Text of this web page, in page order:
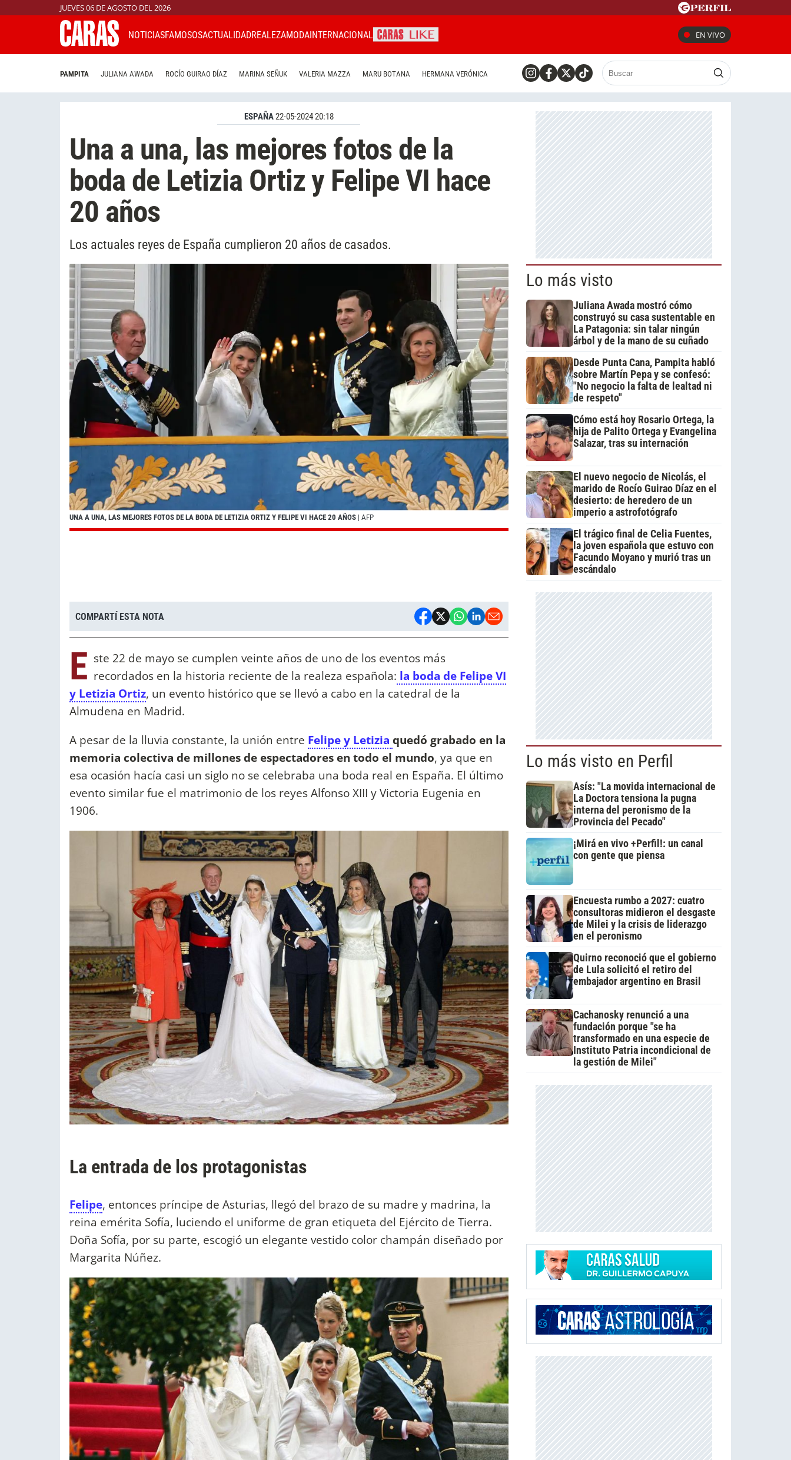
JUEVES 06 DE AGOSTO DEL 2026
NOTICIASFAMOSOSACTUALIDADREALEZAMODAINTERNACIONAL EN VIVO
PAMPITA JULIANA AWADA ROCÍO GUIRAO DÍAZ MARINA SEÑUK VALERIA MAZZA MARU BOTANA HERMANA VERÓNICA
ESPAÑA22-05-2024 20:18
Una a una, las mejores fotos de la
boda de Letizia Ortiz y Felipe VI hace
20 años
Los actuales reyes de España cumplieron 20 años de casados.
UNA A UNA, LAS MEJORES FOTOS DE LA BODA DE LETIZIA ORTIZ Y FELIPE VI HACE 20 AÑOS | AFP
COMPARTÍ ESTA NOTA
E ste 22 de mayo se cumplen veinte años de uno de los eventos más
recordados en la historia reciente de la realeza española: la boda de Felipe VI
y Letizia Ortiz, un evento histórico que se llevó a cabo en la catedral de la
Almudena en Madrid.
A pesar de la lluvia constante, la unión entre Felipe y Letizia quedó grabado en la
memoria colectiva de millones de espectadores en todo el mundo, ya que en
esa ocasión hacía casi un siglo no se celebraba una boda real en España. El último
evento similar fue el matrimonio de los reyes Alfonso XIII y Victoria Eugenia en
1906.
La entrada de los protagonistas
Felipe, entonces príncipe de Asturias, llegó del brazo de su madre y madrina, la
reina emérita Sofía, luciendo el uniforme de gran etiqueta del Ejército de Tierra.
Doña Sofía, por su parte, escogió un elegante vestido color champán diseñado por
Margarita Núñez.
Lo más visto
Juliana Awada mostró cómo
construyó su casa sustentable en
La Patagonia: sin talar ningún
árbol y de la mano de su cuñado
Desde Punta Cana, Pampita habló
sobre Martín Pepa y se confesó:
"No negocio la falta de lealtad ni
de respeto"
Cómo está hoy Rosario Ortega, la
hija de Palito Ortega y Evangelina
Salazar, tras su internación
El nuevo negocio de Nicolás, el
marido de Rocío Guirao Díaz en el
desierto: de heredero de un
imperio a astrofotógrafo
El trágico final de Celia Fuentes,
la joven española que estuvo con
Facundo Moyano y murió tras un
escándalo
Lo más visto en Perfil
Asís: "La movida internacional de
La Doctora tensiona la pugna
interna del peronismo de la
Provincia del Pecado"
¡Mirá en vivo +Perfil!: un canal
con gente que piensa
Encuesta rumbo a 2027: cuatro
consultoras midieron el desgaste
de Milei y la crisis de liderazgo
en el peronismo
Quirno reconoció que el gobierno
de Lula solicitó el retiro del
embajador argentino en Brasil
Cachanosky renunció a una
fundación porque "se ha
transformado en una especie de
Instituto Patria incondicional de
la gestión de Milei"